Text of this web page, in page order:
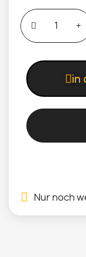
in
Nur noch